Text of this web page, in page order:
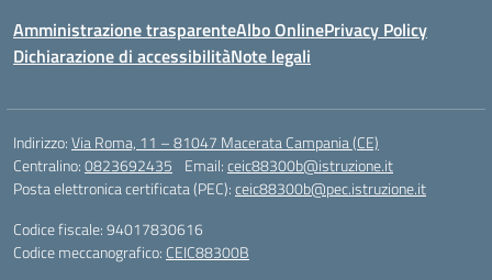
Amministrazione trasparenteAlbo OnlinePrivacy Policy
Dichiarazione di accessibilitàNote legali
Indirizzo:Via Roma, 11 – 81047 Macerata Campania (CE)
Centralino:0823692435 Email:ceic88300b@istruzione.it
Posta elettronica certificata (PEC):ceic88300b@pec.istruzione.it
Codice fiscale: 94017830616
Codice meccanografico: CEIC88300B